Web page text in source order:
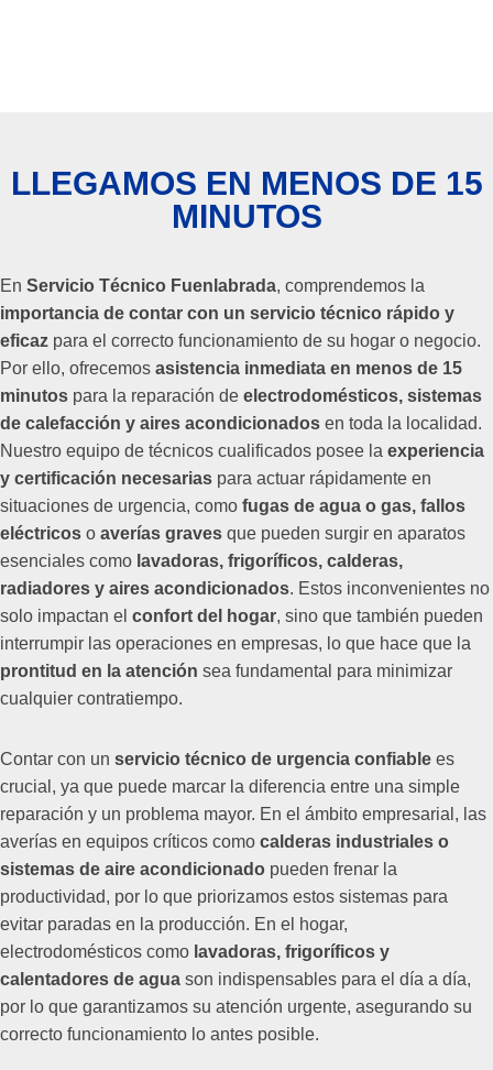
LLEGAMOS EN MENOS DE 15
MINUTOS
En Servicio Técnico Fuenlabrada, comprendemos la
importancia de contar con un servicio técnico rápido y
eficaz para el correcto funcionamiento de su hogar o negocio.
Por ello, ofrecemos asistencia inmediata en menos de 15
minutos para la reparación de electrodomésticos, sistemas
de calefacción y aires acondicionados en toda la localidad.
Nuestro equipo de técnicos cualificados posee la experiencia
y certificación necesarias para actuar rápidamente en
situaciones de urgencia, como fugas de agua o gas, fallos
eléctricos o averías graves que pueden surgir en aparatos
esenciales como lavadoras, frigoríficos, calderas,
radiadores y aires acondicionados. Estos inconvenientes no
solo impactan el confort del hogar, sino que también pueden
interrumpir las operaciones en empresas, lo que hace que la
prontitud en la atención sea fundamental para minimizar
cualquier contratiempo.
Contar con un servicio técnico de urgencia confiable es
crucial, ya que puede marcar la diferencia entre una simple
reparación y un problema mayor. En el ámbito empresarial, las
averías en equipos críticos como calderas industriales o
sistemas de aire acondicionado pueden frenar la
productividad, por lo que priorizamos estos sistemas para
evitar paradas en la producción. En el hogar,
electrodomésticos como lavadoras, frigoríficos y
calentadores de agua son indispensables para el día a día,
por lo que garantizamos su atención urgente, asegurando su
correcto funcionamiento lo antes posible.